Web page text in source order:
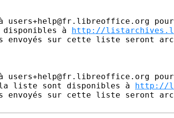
users+help@fr.libreoffice.org
à http://
envoyés sur cette liste seront
users+help@fr.libreoffice.org
la liste sont disponibles à http://
envoyés sur cette liste seront